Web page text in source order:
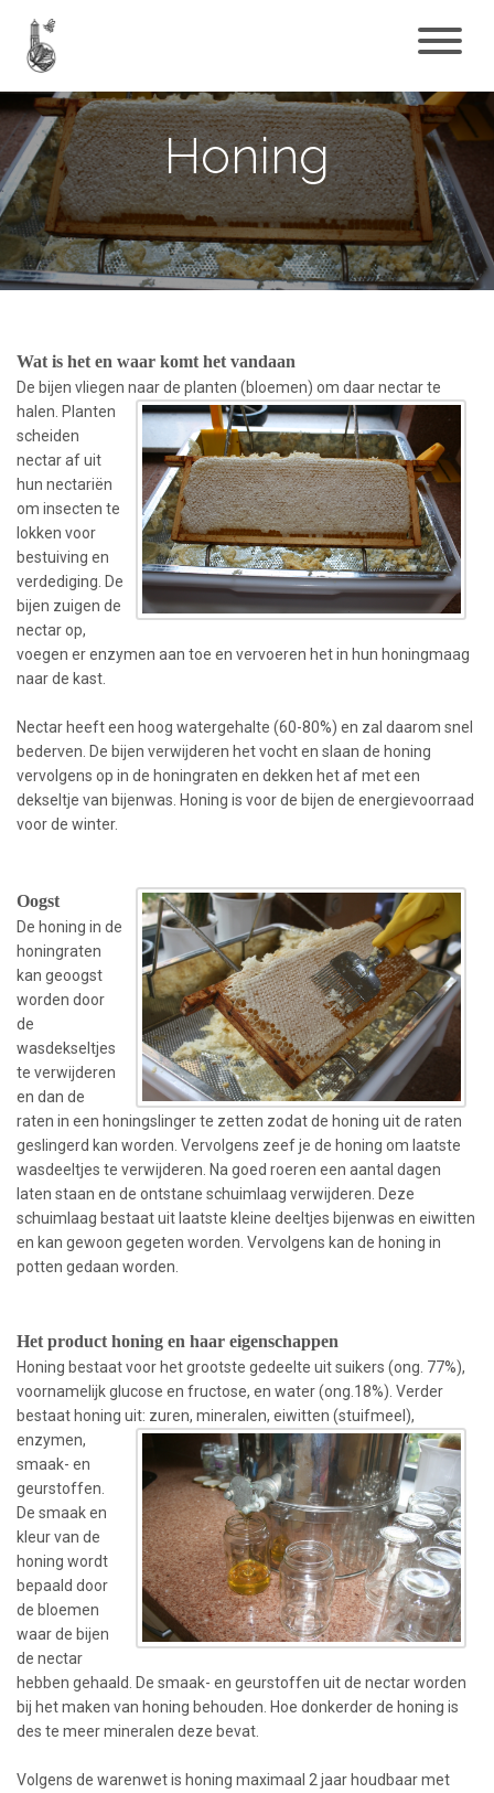
Honing
Wat is het en waar komt het vandaan
De bijen vliegen naar de planten (bloemen) om daar nectar te
halen. Planten
scheiden
nectar af uit
hun nectariën
om insecten te
lokken voor
bestuiving en
verdediging. De
bijen zuigen de
nectar op,
voegen er enzymen aan toe en vervoeren het in hun honingmaag
naar de kast.
Nectar heeft een hoog watergehalte (60-80%) en zal daarom snel
bederven. De bijen verwijderen het vocht en slaan de honing
vervolgens op in de honingraten en dekken het af met een
dekseltje van bijenwas. Honing is voor de bijen de energievoorraad
voor de winter.
Oogst
De honing in de
honingraten
kan geoogst
worden door
de
wasdekseltjes
te verwijderen
en dan de
raten in een honingslinger te zetten zodat de honing uit de raten
geslingerd kan worden. Vervolgens zeef je de honing om laatste
wasdeeltjes te verwijderen. Na goed roeren een aantal dagen
laten staan en de ontstane schuimlaag verwijderen. Deze
schuimlaag bestaat uit laatste kleine deeltjes bijenwas en eiwitten
en kan gewoon gegeten worden. Vervolgens kan de honing in
potten gedaan worden.
Het product honing en haar eigenschappen
Honing bestaat voor het grootste gedeelte uit suikers (ong. 77%),
voornamelijk glucose en fructose, en water (ong.18%). Verder
bestaat honing uit: zuren, mineralen, eiwitten (stuifmeel),
enzymen,
smaak- en
geurstoffen.
De smaak en
kleur van de
honing wordt
bepaald door
de bloemen
waar de bijen
de nectar
hebben gehaald. De smaak- en geurstoffen uit de nectar worden
bij het maken van honing behouden. Hoe donkerder de honing is
des te meer mineralen deze bevat.
Volgens de warenwet is honing maximaal 2 jaar houdbaar met